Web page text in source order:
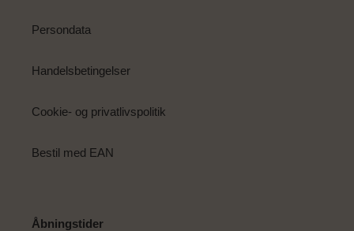
Persondata
Handelsbetingelser
Cookie- og privatlivspolitik
Bestil med EAN
Åbningstider